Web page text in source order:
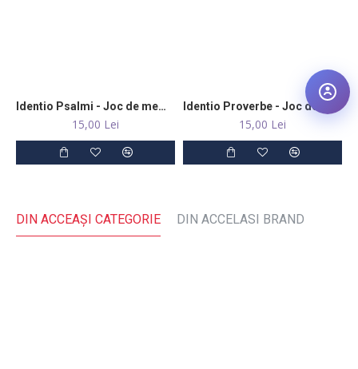
Identio Psalmi - Joc de memorie
15,00 Lei 15,00 Lei
DIN ACCEAŞI CATEGORIE DIN ACCELASI BRAND